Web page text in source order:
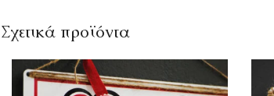
Σχετικά προϊόντα